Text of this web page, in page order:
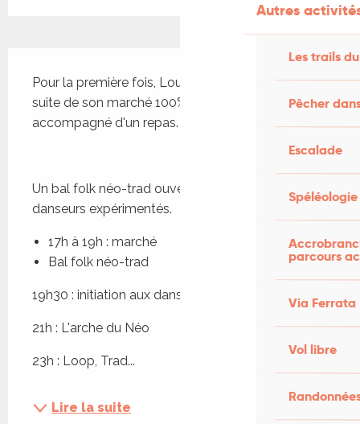
Autres
Les trails
Pêcher
Escalade
Spéléologie
parcours
Via Ferrata
Vol libre
Pour la première fois, Lou Mercat propose à la
suite de son marché 100% bio et local un bal
accompagné d'un repas.
Un bal folk néo-trad ouvert à tous, novices ou
danseurs expérimentés.
17h à 19h : marché
Bal folk néo-trad
19h30 : initiation aux danses traditionnelles
21h : L'arche du Néo
23h : Loop, Trad...
Lire la suite